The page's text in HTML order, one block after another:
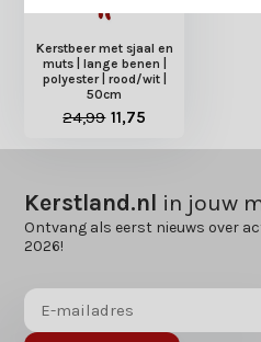
Kerstbeer met sjaal en
muts | lange benen |
polyester | rood/wit |
50cm
24,99 11,75
Kerstland.nl in jouw
Ontvang als eerst nieuws over
2026!